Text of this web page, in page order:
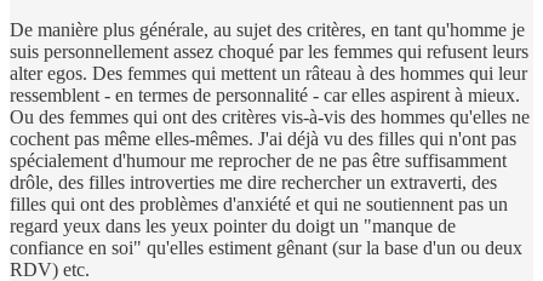
De manière plus générale, au sujet des critères, en tant qu'homme je
suis personnellement assez choqué par les femmes qui refusent leurs
alter egos. Des femmes qui mettent un râteau à des hommes qui leur
ressemblent - en termes de personnalité - car elles aspirent à mieux.
Ou des femmes qui ont des critères vis-à-vis des hommes qu'elles ne
cochent pas même elles-mêmes. J'ai déjà vu des filles qui n'ont pas
spécialement d'humour me reprocher de ne pas être suffisamment
drôle, des filles introverties me dire rechercher un extraverti, des
filles qui ont des problèmes d'anxiété et qui ne soutiennent pas un
regard yeux dans les yeux pointer du doigt un "manque de
confiance en soi" qu'elles estiment gênant (sur la base d'un ou deux
RDV) etc.